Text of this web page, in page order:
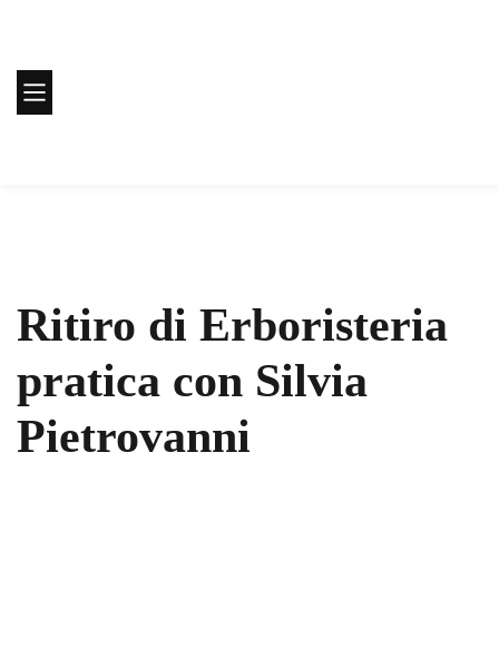
Ritiro di Erboristeria
pratica con Silvia
Pietrovanni